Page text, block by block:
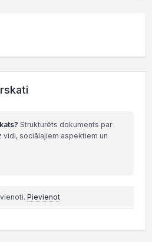
Strukturēts dokuments par
vidi, sociālajiem aspektiem un
Pievienot